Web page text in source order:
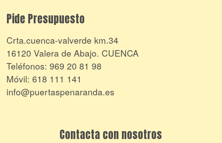
Pide Presupuesto
Crta.cuenca-valverde km.34
16120 Valera de Abajo. CUENCA
Teléfonos: 969 20 81 98
Móvil: 618 111 141
info@puertaspenaranda.es
Contacta con nosotros